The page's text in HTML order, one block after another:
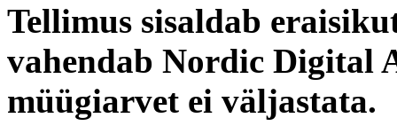
Tellimus sisaldab
vahendab Nordic Digital
müügiarvet ei väljastata.